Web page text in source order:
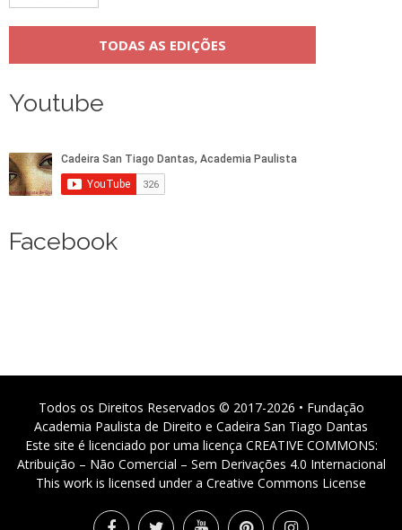
TODAS AS EDIÇÕES
Youtube
Facebook
Todos os Direitos Reservados © 2017-2026 • Fundação
Academia Paulista de Direito e Cadeira San Tiago Dantas
Este site é licenciado por uma licença CREATIVE COMMONS:
Atribuição – Não Comercial – Sem Derivações 4.0 Internacional
This work is licensed under a Creative Commons License